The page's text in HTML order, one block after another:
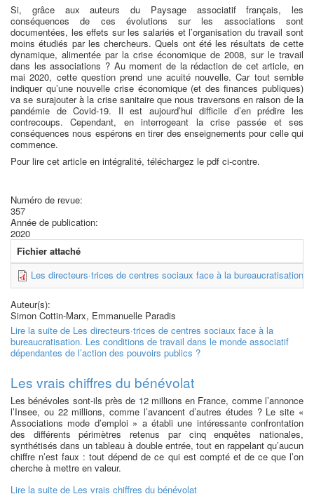
Si, grâce aux auteurs du Paysage associatif français, les
conséquences de ces évolutions sur les associations sont
documentées, les effets sur les salariés et l’organisation du travail sont
moins étudiés par les chercheurs. Quels ont été les résultats de cette
dynamique, alimentée par la crise économique de 2008, sur le travail
dans les associations ? Au moment de la rédaction de cet article, en
mai 2020, cette question prend une acuité nouvelle. Car tout semble
indiquer qu’une nouvelle crise économique (et des finances publiques)
va se surajouter à la crise sanitaire que nous traversons en raison de la
pandémie de Covid-19. Il est aujourd’hui difficile d’en prédire les
contrecoups. Cependant, en interrogeant la crise passée et ses
conséquences nous espérons en tirer des enseignements pour celle qui
commence.
Pour lire cet article en intégralité, téléchargez le pdf ci-contre.
Numéro de revue:
357
Année de publication:
2020
Fichier attaché
Les directeurs·trices de centres sociaux face à la
Auteur(s):
Simon Cottin-Marx, Emmanuelle Paradis
Lire la suite de Les directeurs·trices de centres sociaux face à la
bureaucratisation. Les conditions de travail dans le monde associatif
dépendantes de l’action des pouvoirs publics ?
Les vrais chiffres du bénévolat
Les bénévoles sont-ils près de 12 millions en France, comme l’annonce
l’Insee, ou 22 millions, comme l’avancent d’autres études ? Le site «
Associations mode d’emploi » a établi une intéressante confrontation
des différents périmètres retenus par cinq enquêtes nationales,
synthétisés dans un tableau à double entrée, tout en rappelant qu’aucun
chiffre n’est faux : tout dépend de ce qui est compté et de ce que l’on
cherche à mettre en valeur.
Lire la suite de Les vrais chiffres du bénévolat